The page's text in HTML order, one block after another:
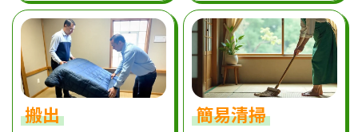
搬出 簡易清掃